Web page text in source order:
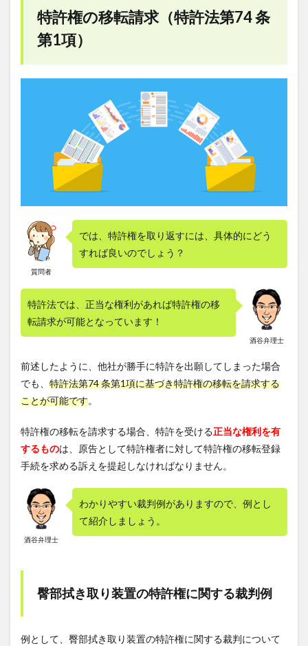
特許権の移転請求（特許法第74 条
第1項）
質問者
では、特許権を取り返すには、具体的にどう
すれば良いのでしょう？
酒谷弁理士
特許法では、正当な権利があれば特許権の移
転請求が可能となっています！
前述したように、他社が勝手に特許を出願してしまった場合
でも、 特許法第74 条第1項に基づき特許権の移転を請求する
ことが可能です。
特許権の移転を請求する場合、特許を受ける正当な権利を有
するものは、原告として特許権者に対して特許権の移転登録
手続を求める訴えを提起しなければなりません。
酒谷弁理士
わかりやすい裁判例がありますので、例とし
て紹介しましょう。
臀部拭き取り装置の特許権に関する裁判例
例として、臀部拭き取り装置の特許権に関する裁判について